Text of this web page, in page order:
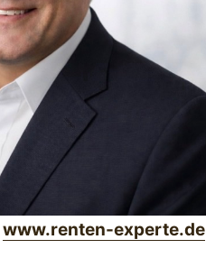
www.renten-experte.de